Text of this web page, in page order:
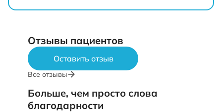
Отзывы пациентов
Оставить отзыв
Все отзывы
Больше, чем просто слова
благодарности